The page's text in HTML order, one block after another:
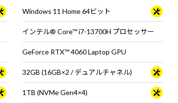
Windows 11 Home 64ビット
インテル® Core™ i7-13700H プロセッサー
GeForce RTX™ 4060 Laptop GPU
32GB (16GB×2 / デュアルチャネル)
1TB (NVMe Gen4×4)